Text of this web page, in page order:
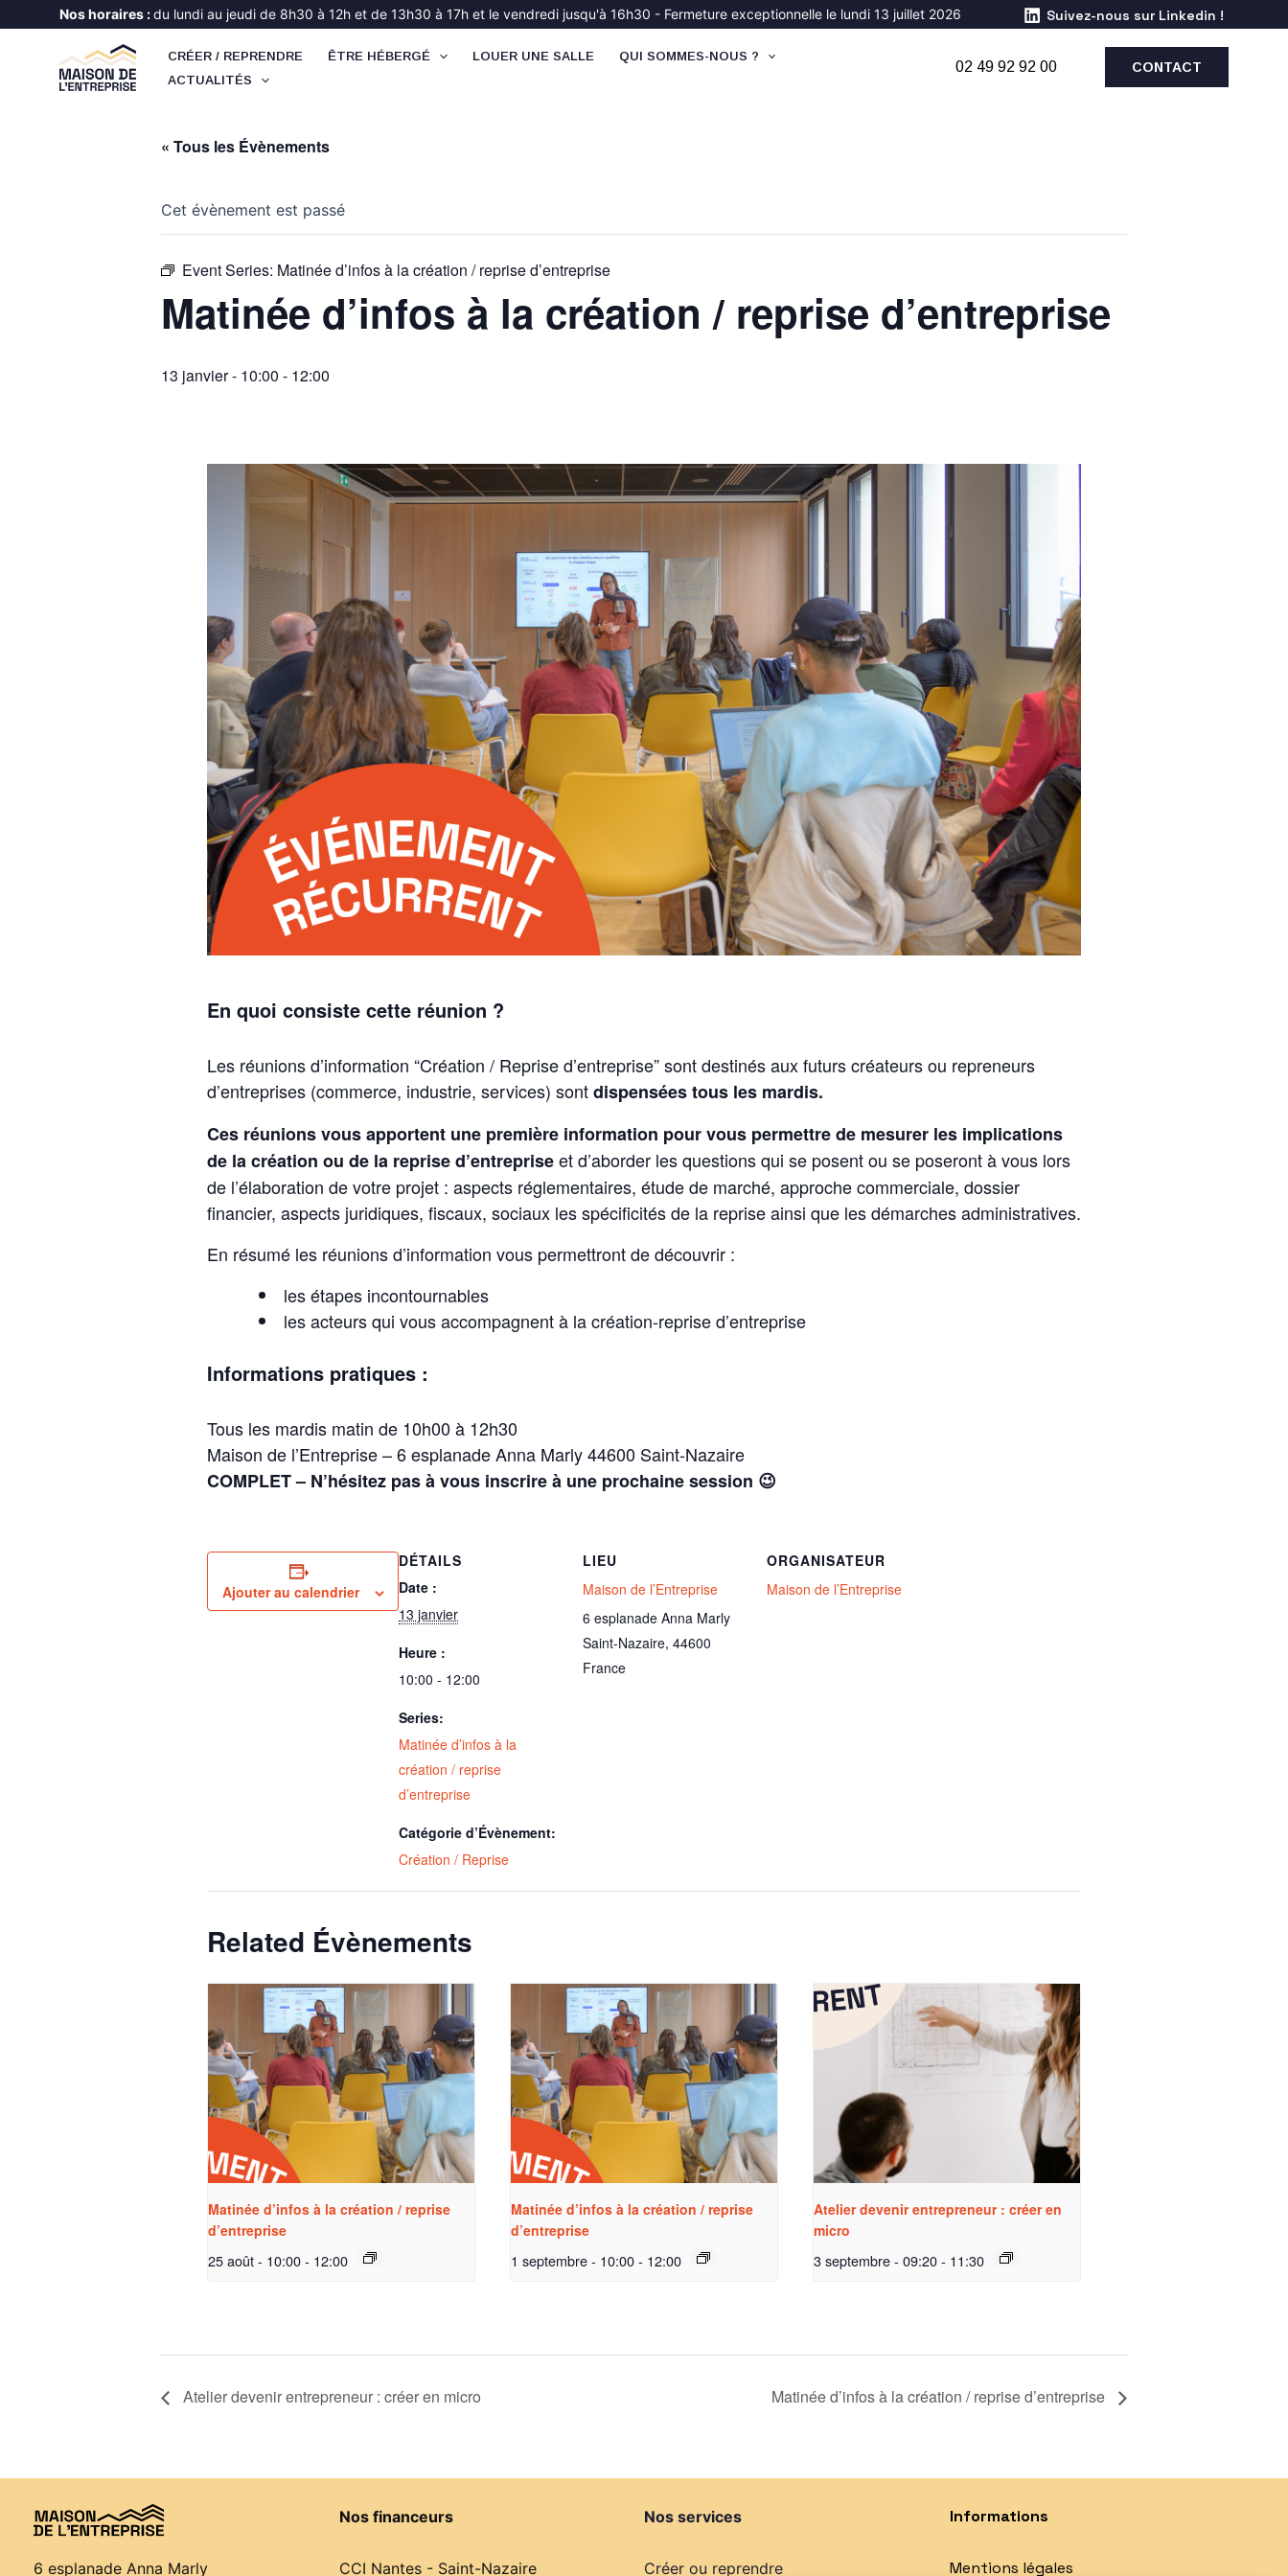
Nos horaires :du lundi au jeudi de 8h30 à 12h et de 13h30 à 17h et le vendredi jusqu'à 16h30 - Fermeture exceptionnelle le lundi 13 juillet 2026 Suivez-nous sur Linkedin !
CRÉER / REPRENDRE ÊTRE HÉBERGÉ LOUER UNE SALLE
QUI SOMMES-NOUS ?
ACTUALITÉS
02 49 92 92 00 CONTACT
« Tous les Évènements
Cet évènement est passé
Event Series: Matinée d’infos à la création / reprise d’entreprise
Matinée d’infos à la création / reprise d’entreprise
13 janvier - 10:00 - 12:00
En quoi consiste cette réunion ?
Les réunions d’information “Création / Reprise d’entreprise” sont destinés aux futurs créateurs ou repreneurs
d’entreprises (commerce, industrie, services) sontdispensées tous les mardis.
Ces réunions vous apportent une première information pour vous permettre de mesurer les implications
de la création ou de la reprise d’entrepriseet d’aborder les questions qui se posent ou se poseront à vous lors
de l’élaboration de votre projet : aspects réglementaires, étude de marché, approche commerciale, dossier
financier, aspects juridiques, fiscaux, sociaux les spécificités de la reprise ainsi que les démarches administratives.
En résumé les réunions d’information vous permettront de découvrir :
les étapes incontournables
les acteurs qui vous accompagnent à la création-reprise d’entreprise
Informations pratiques :
Tous les mardis matin de 10h00 à 12h30
Maison de l’Entreprise – 6 esplanade Anna Marly 44600 Saint-Nazaire
COMPLET – N’hésitez pas à vous inscrire à une prochaine session 😉
Ajouter au calendrier
DÉTAILS
Date :
13 janvier
Heure :
10:00 - 12:00
Series:
Matinée d’infos à la
création / reprise
d’entreprise
Catégorie d’Évènement:
Création / Reprise
LIEU
Maison de l’Entreprise
6 esplanade Anna Marly
Saint-Nazaire, 44600
France
ORGANISATEUR
Maison de l’Entreprise
Related Évènements
Matinée d’infos à la création / reprise
d’entreprise
25 août - 10:00- 12:00
Matinée d’infos à la création / reprise
d’entreprise
1 septembre - 10:00- 12:00
Atelier devenir entrepreneur : créer en
micro
3 septembre - 09:20 - 11:30
Atelier devenir entrepreneur : créer en micro Matinée d’infos à la création / reprise d’entreprise
6 esplanade Anna Marly
Nos financeurs
CCI Nantes - Saint-Nazaire
Nos services
Créer ou reprendre
Informations
Mentions légales